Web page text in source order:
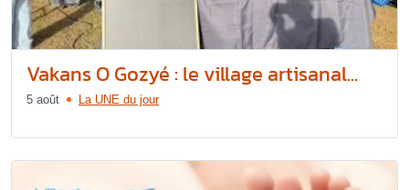
Vakans O Gozyé : le village artisanal...
5 août La UNE du jour